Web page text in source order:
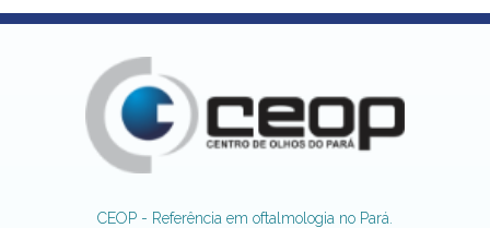
CEOP - Referência em oftalmologia no Pará.